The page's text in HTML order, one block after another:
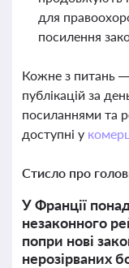
для
посилення
Кожне з питань
публікацій за
посиланнями та
доступні у
Стисло про
У Франції
незаконного
попри нові
нерозірваних